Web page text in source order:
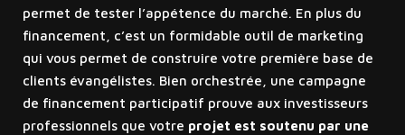
permet de tester l’appétence du marché. En plus du
financement, c’est un formidable outil de marketing
qui vous permet de construire votre première base de
clients évangélistes. Bien orchestrée, une campagne
de financement participatif prouve aux investisseurs
professionnels que votre projet est soutenu par une